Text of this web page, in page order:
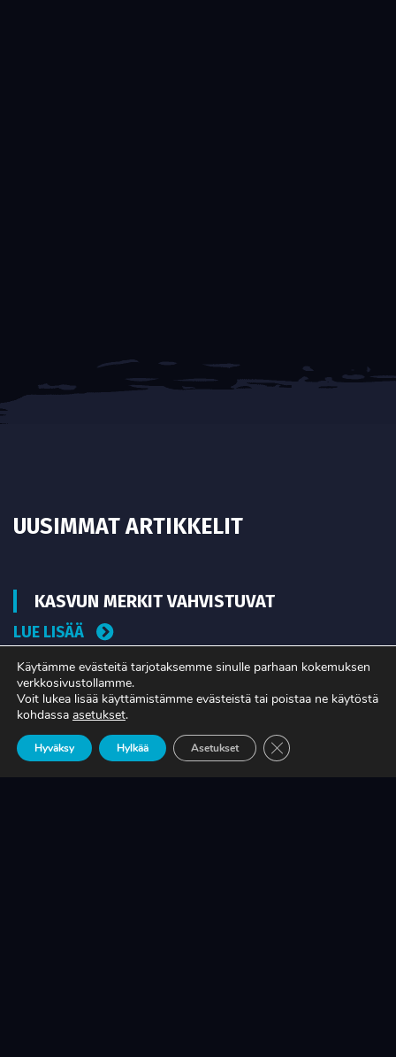
UUSIMMAT ARTIKKELIT
KASVUN MERKIT VAHVISTUVAT
LUE LISÄÄ
TIEDÄTKÖ, MITÄ TUOTANTONNE OIKEASTI
MAKSAA?
LUE LISÄÄ
Käytämme evästeitä tarjotaksemme sinulle parhaan kokemuksen
verkkosivustollamme.
Voit lukea lisää käyttämistämme evästeistä tai poistaa ne käytöstä
kohdassa asetukset.
Hyväksy Hylkää Asetukset Sulje evästebanneri